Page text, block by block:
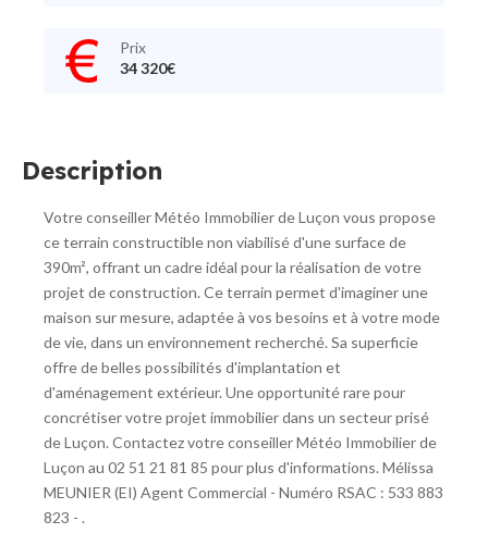
Description
Votre conseiller Météo Immobilier de Luçon vous propose
ce terrain constructible non viabilisé d'une surface de
390m², offrant un cadre idéal pour la réalisation de votre
projet de construction. Ce terrain permet d'imaginer une
maison sur mesure, adaptée à vos besoins et à votre mode
de vie, dans un environnement recherché. Sa superficie
offre de belles possibilités d'implantation et
d'aménagement extérieur. Une opportunité rare pour
concrétiser votre projet immobilier dans un secteur prisé
de Luçon. Contactez votre conseiller Météo Immobilier de
Luçon au 02 51 21 81 85 pour plus d'informations. Mélissa
MEUNIER (EI) Agent Commercial - Numéro RSAC : 533 883
823 - .
Prix
34 320€